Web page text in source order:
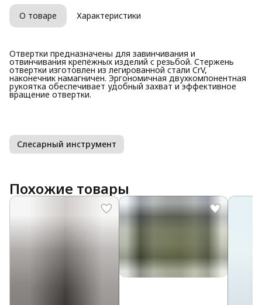
О товаре Характеристики
Отвертки предназначены для завинчивания и
отвинчивания крепёжных изделий с резьбой. Стержень
отвертки изготовлен из легированной стали CrV,
наконечник намагничен. Эргономичная двухкомпонентная
рукоятка обеспечивает удобный захват и эффективное
вращение отвертки.
Слесарный инструмент
Похожие товары